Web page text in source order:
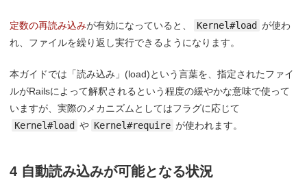
定数の再読み込みが有効になっていると、 Kernel#load が使わ
れ、ファイルを繰り返し実行できるようになります。
本ガイドでは「読み込み」(load)という言葉を、指定されたファイ
ルがRailsによって解釈されるという程度の緩やかな意味で使って
いますが、実際のメカニズムとしてはフラグに応じて
Kernel#load や Kernel#require が使われます。
4 自動読み込みが可能となる状況